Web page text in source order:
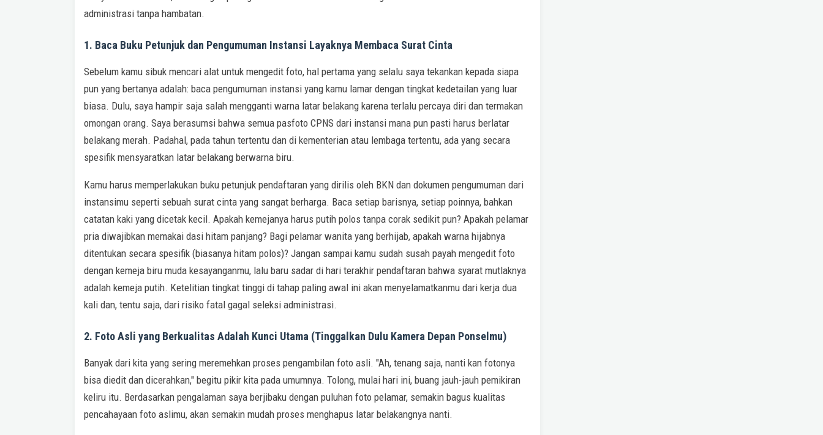
administrasi tanpa hambatan.
1. Baca Buku Petunjuk dan Pengumuman Instansi Layaknya Membaca Surat Cinta
Sebelum kamu sibuk mencari alat untuk mengedit foto, hal pertama yang selalu saya tekankan kepada siapa
pun yang bertanya adalah: baca pengumuman instansi yang kamu lamar dengan tingkat kedetailan yang luar
biasa. Dulu, saya hampir saja salah mengganti warna latar belakang karena terlalu percaya diri dan termakan
omongan orang. Saya berasumsi bahwa semua pasfoto CPNS dari instansi mana pun pasti harus berlatar
belakang merah. Padahal, pada tahun tertentu dan di kementerian atau lembaga tertentu, ada yang secara
spesifik mensyaratkan latar belakang berwarna biru.
Kamu harus memperlakukan buku petunjuk pendaftaran yang dirilis oleh BKN dan dokumen pengumuman dari
instansimu seperti sebuah surat cinta yang sangat berharga. Baca setiap barisnya, setiap poinnya, bahkan
catatan kaki yang dicetak kecil. Apakah kemejanya harus putih polos tanpa corak sedikit pun? Apakah pelamar
pria diwajibkan memakai dasi hitam panjang? Bagi pelamar wanita yang berhijab, apakah warna hijabnya
ditentukan secara spesifik (biasanya hitam polos)? Jangan sampai kamu sudah susah payah mengedit foto
dengan kemeja biru muda kesayanganmu, lalu baru sadar di hari terakhir pendaftaran bahwa syarat mutlaknya
adalah kemeja putih. Ketelitian tingkat tinggi di tahap paling awal ini akan menyelamatkanmu dari kerja dua
kali dan, tentu saja, dari risiko fatal gagal seleksi administrasi.
2. Foto Asli yang Berkualitas Adalah Kunci Utama (Tinggalkan Dulu Kamera Depan Ponselmu)
Banyak dari kita yang sering meremehkan proses pengambilan foto asli. "Ah, tenang saja, nanti kan fotonya
bisa diedit dan dicerahkan," begitu pikir kita pada umumnya. Tolong, mulai hari ini, buang jauh-jauh pemikiran
keliru itu. Berdasarkan pengalaman saya berjibaku dengan puluhan foto pelamar, semakin bagus kualitas
pencahayaan foto aslimu, akan semakin mudah proses menghapus latar belakangnya nanti.